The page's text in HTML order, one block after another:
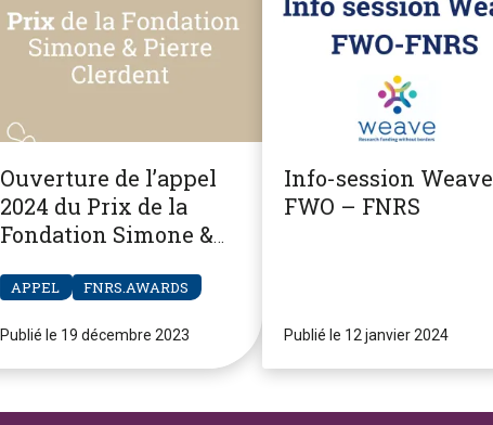
Ouverture de l’appel
2024 du Prix de la
Fondation Simone &
APPEL FNRS.AWARDS
Publié le 19 décembre 2023
Info-session Weave
FWO – FNRS
Publié le 12 janvier 2024